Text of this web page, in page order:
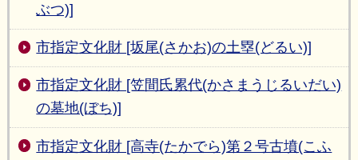
ぶつ)]
市指定文化財 [坂尾(さかお)の土塁(どるい)]
市指定文化財 [笠間氏累代(かさまうじるいだい)
の墓地(ぼち)]
市指定文化財 [高寺(たかでら)第２号古墳(こふ